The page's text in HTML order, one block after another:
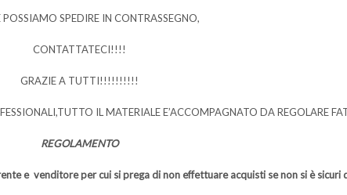
POSSIAMO SPEDIRE IN CONTRASSEGNO,
CONTATTATECI!!!!
GRAZIE A TUTTI!!!!!!!!!!
IL MATERIALE E’ACCOMPAGNATO DA REGOLARE
REGOLAMENTO
e venditore per cui si prega di non effettuare acquisti se non si è